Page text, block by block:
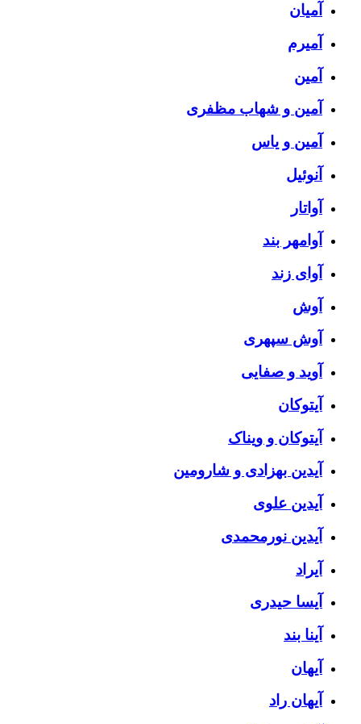
آمیان
آمیرم
آمین
آمین و شهاب مظفری
آمین و یاس
آنوئیل
آواتار
آوامهر بند
آوای زند
آوش
آوش سپهری
آوید و صفایی
آیتوکان
آیتوکان و ویناک
آیدین بهزادی و شارومین
آیدین علوی
آیدین نورمحمدی
آیراد
آیسا حیدری
آینا بند
آیهان
آیهان راد